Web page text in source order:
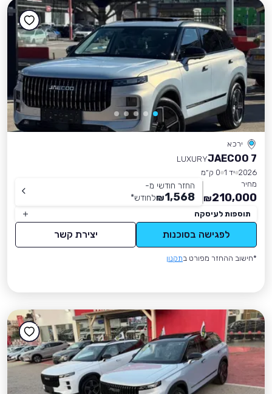
ירכא
JAECOO 7
LUXURY
2026 יד 1
0 ק״מ
מחיר
210,000
₪
החזר חודשי מ-
1,568
₪לחודש*
תוספות לעיסקה
לפגישה בסוכנות יצירת קשר
*חישוב ההחזר מפורט בתקנון